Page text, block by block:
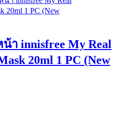
า innisfree My Real
20ml 1 PC (New